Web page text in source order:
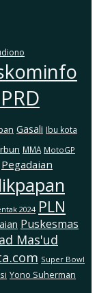
Gasali Ibu kota
MMA MotoGP
Pegadaian
2024 PLN
Puskesmas
Mas'ud
Super Bowl
Yono Suherman